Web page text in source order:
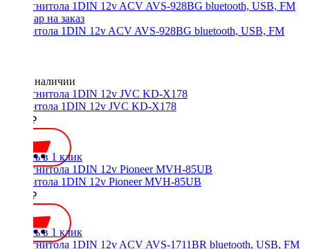
Магнитола 1DIN 12v ACV AVS-928BG bluetooth, USB, FM
Нет в наличии
Магнитола 1DIN 12v JVC KD-X178
9500 ₽
Купить в 1 клик
Магнитола 1DIN 12v Pioneer MVH-85UB
5990 ₽
Купить в 1 клик